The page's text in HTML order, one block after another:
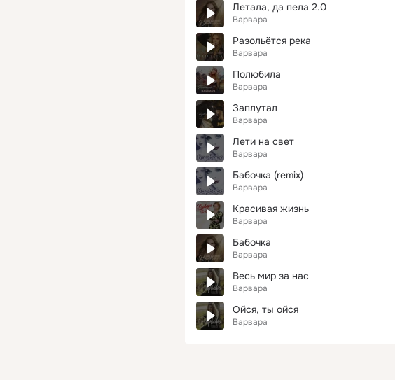
Летала, да пела 2.0
Варвара
Разольётся река
Варвара
Полюбила
Варвара
Заплутал
Варвара
Лети на свет
Варвара
Бабочка (remix)
Варвара
Красивая жизнь
Варвара
Бабочка
Варвара
Весь мир за нас
Варвара
Ойся, ты ойся
Варвара